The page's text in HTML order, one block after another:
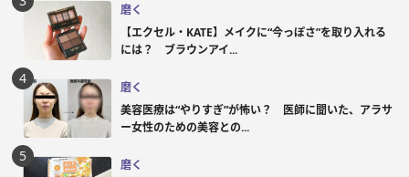
磨く
【エクセル・KATE】メイクに“今っぽさ”を取り入れる
には？ ブラウンアイ...
磨く
美容医療は“やりすぎ”が怖い？ 医師に聞いた、アラサ
ー女性のための美容との...
磨く